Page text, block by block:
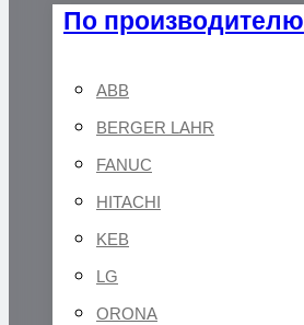
По производителю
ABB
BERGER LAHR
FANUC
HITACHI
KEB
LG
ORONA